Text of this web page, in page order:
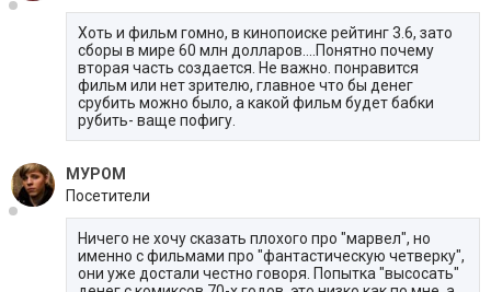
Хоть и фильм гомно, в кинопоиске рейтинг 3.6, зато
сборы в мире 60 млн долларов....Понятно почему
вторая часть создается. Не важно. понравится
фильм или нет зрителю, главное что бы денег
срубить можно было, а какой фильм будет бабки
рубить- ваще пофигу.
МУРОМ
Посетители
Ничего не хочу сказать плохого про "марвел", но
именно с фильмами про "фантастическую четверку",
они уже достали честно говоря. Попытка "высосать"